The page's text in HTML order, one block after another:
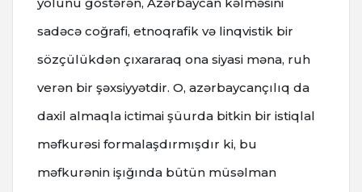
yolunu göstərən, Azərbaycan kəlməsini
sadəcə coğrafi, etnoqrafik və linqvistik bir
sözçülükdən çıxararaq ona siyasi məna, ruh
verən bir şəxsiyyətdir. O, azərbaycançılıq da
daxil almaqla ictimai şüurda bitkin bir istiqlal
məfkurəsi formalaşdırmışdır ki, bu
məfkurənin işığında bütün müsəlman